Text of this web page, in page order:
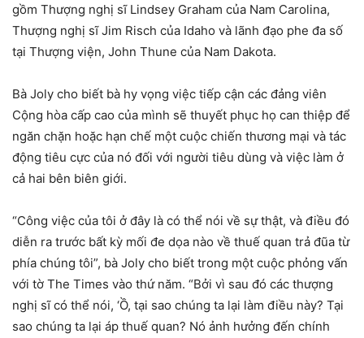
gồm Thượng nghị sĩ Lindsey Graham của Nam Carolina,
Thượng nghị sĩ Jim Risch của Idaho và lãnh đạo phe đa số
tại Thượng viện, John Thune của Nam Dakota.
Bà Joly cho biết bà hy vọng việc tiếp cận các đảng viên
Cộng hòa cấp cao của mình sẽ thuyết phục họ can thiệp để
ngăn chặn hoặc hạn chế một cuộc chiến thương mại và tác
động tiêu cực của nó đối với người tiêu dùng và việc làm ở
cả hai bên biên giới.
“Công việc của tôi ở đây là có thể nói về sự thật, và điều đó
diễn ra trước bất kỳ mối đe dọa nào về thuế quan trả đũa từ
phía chúng tôi”, bà Joly cho biết trong một cuộc phỏng vấn
với tờ The Times vào thứ năm. “Bởi vì sau đó các thượng
nghị sĩ có thể nói, ‘Ồ, tại sao chúng ta lại làm điều này? Tại
sao chúng ta lại áp thuế quan? Nó ảnh hưởng đến chính